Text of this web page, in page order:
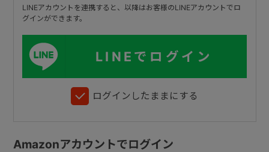
LINEアカウントを連携すると、以降はお客様のLINEアカウントでロ
グインができます。
LINEでログイン
ログインしたままにする
Amazonアカウントでログイン